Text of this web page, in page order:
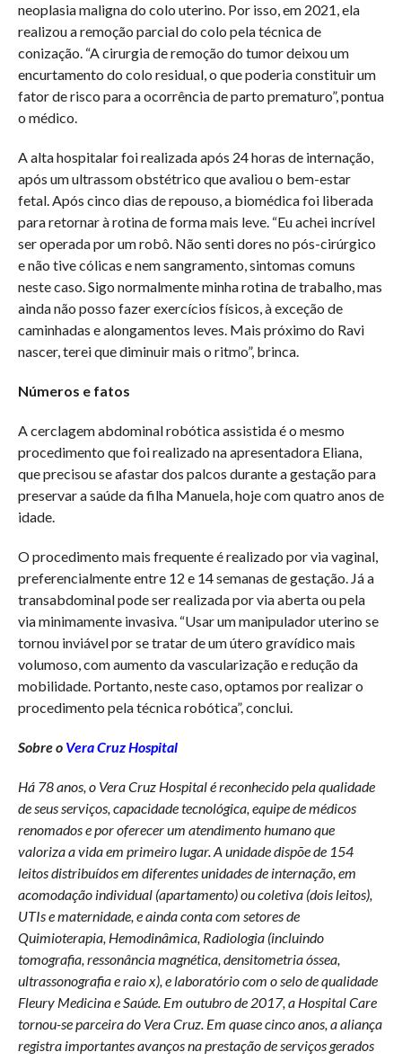
neoplasia maligna do colo uterino. Por isso, em 2021, ela
realizou a remoção parcial do colo pela técnica de
conização. “A cirurgia de remoção do tumor deixou um
encurtamento do colo residual, o que poderia constituir um
fator de risco para a ocorrência de parto prematuro”, pontua
o médico.
A alta hospitalar foi realizada após 24 horas de internação,
após um ultrassom obstétrico que avaliou o bem-estar
fetal. Após cinco dias de repouso, a biomédica foi liberada
para retornar à rotina de forma mais leve. “Eu achei incrível
ser operada por um robô. Não senti dores no pós-cirúrgico
e não tive cólicas e nem sangramento, sintomas comuns
neste caso. Sigo normalmente minha rotina de trabalho, mas
ainda não posso fazer exercícios físicos, à exceção de
caminhadas e alongamentos leves. Mais próximo do Ravi
nascer, terei que diminuir mais o ritmo”, brinca.
Números e fatos
A cerclagem abdominal robótica assistida é o mesmo
procedimento que foi realizado na apresentadora Eliana,
que precisou se afastar dos palcos durante a gestação para
preservar a saúde da filha Manuela, hoje com quatro anos de
idade.
O procedimento mais frequente é realizado por via vaginal,
preferencialmente entre 12 e 14 semanas de gestação. Já a
transabdominal pode ser realizada por via aberta ou pela
via minimamente invasiva. “Usar um manipulador uterino se
tornou inviável por se tratar de um útero gravídico mais
volumoso, com aumento da vascularização e redução da
mobilidade. Portanto, neste caso, optamos por realizar o
procedimento pela técnica robótica”, conclui.
Sobre o Vera Cruz Hospital
Há 78 anos, o Vera Cruz Hospital é reconhecido pela qualidade
de seus serviços, capacidade tecnológica, equipe de médicos
renomados e por oferecer um atendimento humano que
valoriza a vida em primeiro lugar. A unidade dispõe de 154
leitos distribuídos em diferentes unidades de internação, em
acomodação individual (apartamento) ou coletiva (dois leitos),
UTIs e maternidade, e ainda conta com setores de
Quimioterapia, Hemodinâmica, Radiologia (incluindo
tomografia, ressonância magnética, densitometria óssea,
ultrassonografia e raio x), e laboratório com o selo de qualidade
Fleury Medicina e Saúde. Em outubro de 2017, a Hospital Care
tornou-se parceira do Vera Cruz. Em quase cinco anos, a aliança
registra importantes avanços na prestação de serviços gerados